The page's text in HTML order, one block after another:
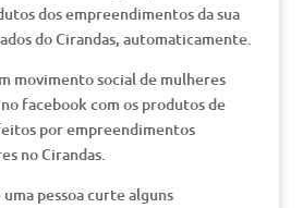
dos empreendimentos da sua
do Cirandas, automaticamente.
movimento social de mulheres
facebook com os produtos de
por empreendimentos
no Cirandas.
pessoa curte alguns